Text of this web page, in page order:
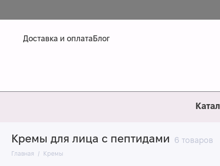
Доставка и оплата Блог
Кремы для лица с пептидами 6 товаров
Главная Кремы